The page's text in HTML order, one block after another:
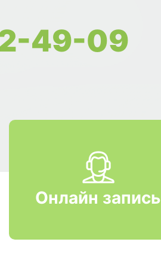
49-09
Онлайн запись